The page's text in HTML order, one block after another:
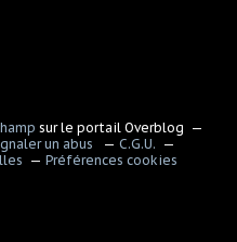
sur le portail Overblog
un abus
C.G.U.
Préférences cookies